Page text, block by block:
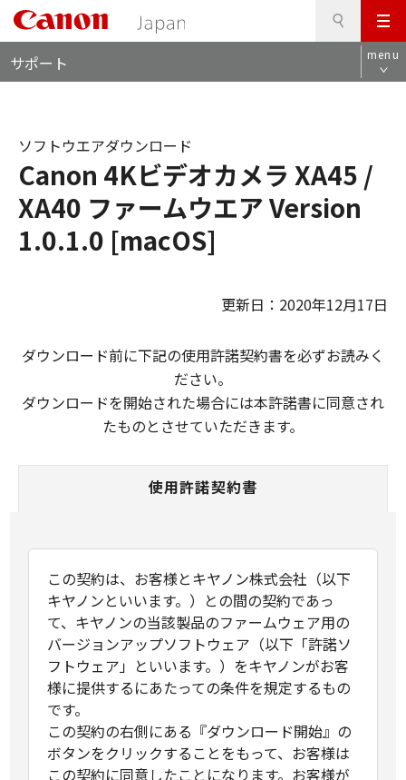
メ
ニ
ュ
サポート menu
Canon 4Kビデオカメラ XA45 /
XA40 ファームウエア Version
1.0.1.0 [macOS]
ソフトウエアダウンロード
更新日：2020年12月17日
ダウンロード前に下記の使用許諾契約書を必ずお読みく
ださい。
ダウンロードを開始された場合には本許諾書に同意され
たものとさせていただきます。
使用許諾契約書
この契約は、お客様とキヤノン株式会社（以下
キヤノンといいます。）との間の契約であっ
て、キヤノンの当該製品のファームウェア用の
バージョンアップソフトウェア（以下「許諾ソ
フトウェア」といいます。）をキヤノンがお客
様に提供するにあたっての条件を規定するもの
です。
この契約の右側にある『ダウンロード開始』の
ボタンをクリックすることをもって、お客様は
この契約に同意したことになります。お客様が